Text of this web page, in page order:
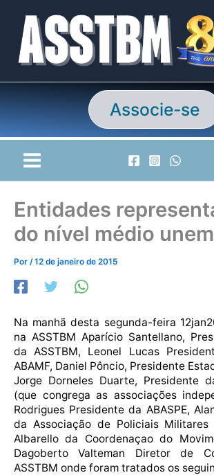
conteúdo
Associe-se
Entidades
do nível médio
Por /12 de janeiro de 2015
Na manhã desta segunda-feira
na ASSTBM Aparício Santellano,
da ASSTBM, Leonel Lucas
ABAMF, Daniel Pôncio, Presidente
Jorge Dorneles Duarte, Presidente
(que congrega as associações
Rodrigues Presidente da ABASPE,
da Associação de Policiais
Albarello da Coordenaçao do
Dagoberto Valteman Diretor de
ASSTBM onde foram tratados os